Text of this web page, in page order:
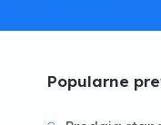
Popularne